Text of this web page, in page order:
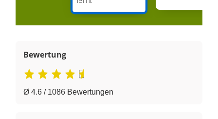
Bewertung
Ø 4.6 / 1086 Bewertungen